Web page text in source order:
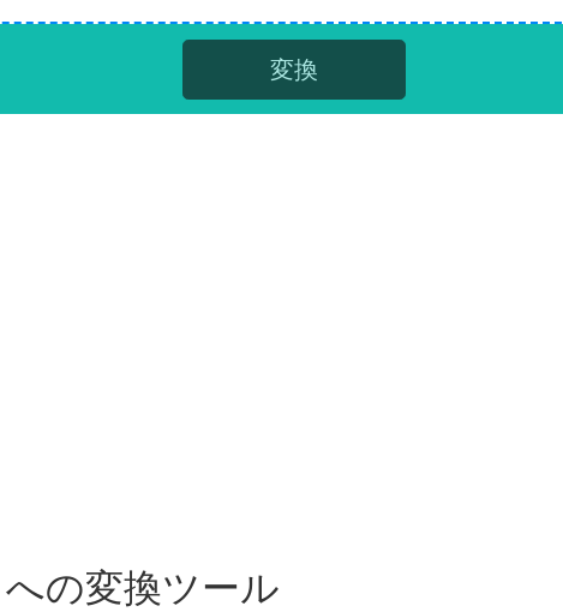
変換
の変換ツール